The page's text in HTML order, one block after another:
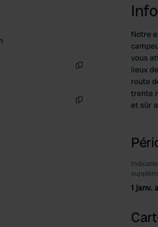
Notre
vous
lieux
route
trente
et sûr
1 janv.